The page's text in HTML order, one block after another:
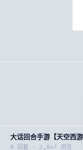
大话回合手游【天空西
8 回复 · 2,847 浏览